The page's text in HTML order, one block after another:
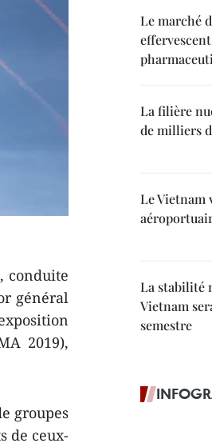
conduite
général
2019),
groupes
de ceux-
Le marché
La filière
de milliers
Le Vietnam
La stabilité
Vietnam
semestre